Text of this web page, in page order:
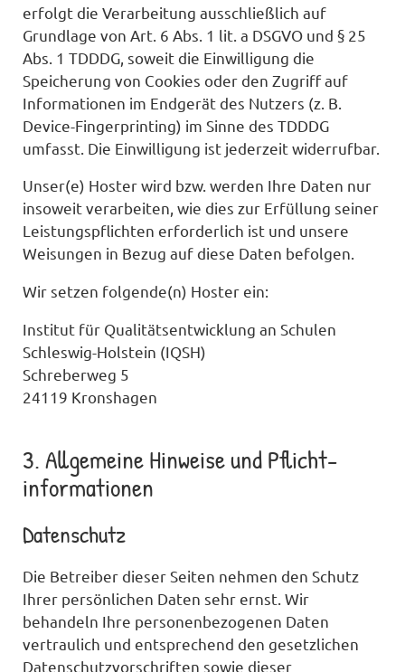
erfolgt die Verarbeitung ausschließlich auf
Grundlage von Art. 6 Abs. 1 lit. a DSGVO und § 25
Abs. 1 TDDDG, soweit die Einwilligung die
Speicherung von Cookies oder den Zugriff auf
Informationen im Endgerät des Nutzers (z. B.
Device-Fingerprinting) im Sinne des TDDDG
umfasst. Die Einwilligung ist jederzeit widerrufbar.
Unser(e) Hoster wird bzw. werden Ihre Daten nur
insoweit verarbeiten, wie dies zur Erfüllung seiner
Leistungspflichten erforderlich ist und unsere
Weisungen in Bezug auf diese Daten befolgen.
Wir setzen folgende(n) Hoster ein:
Institut für Qualitätsentwicklung an Schulen
Schleswig-Holstein (IQSH)
Schreberweg 5
24119 Kronshagen
3. Allgemeine Hinweise und Pflicht­
informationen
Datenschutz
Die Betreiber dieser Seiten nehmen den Schutz
Ihrer persönlichen Daten sehr ernst. Wir
behandeln Ihre personenbezogenen Daten
vertraulich und entsprechend den gesetzlichen
Datenschutzvorschriften sowie dieser